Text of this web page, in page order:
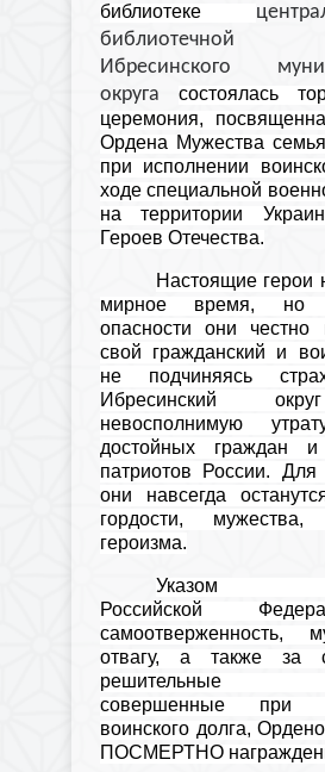
библиотеке
библиотечной
Ибресинского
округа
состояласьт
церемония,
Ордена Мужества
при исполнении
ходе специальной
на территории
Героев Отечества.
Настоящие герои
мирное время, но
опасности они честно
свой гражданский и
не подчиняясь
Ибресинский
невосполнимую
достойных граждан и
патриотов России. Для
они навсегда
гордости,
героизма.
Указом
Российской
самоотверженность,
отвагу, а также за
решительные
совершенные при
воинского долга,
ПОСМЕРТНО